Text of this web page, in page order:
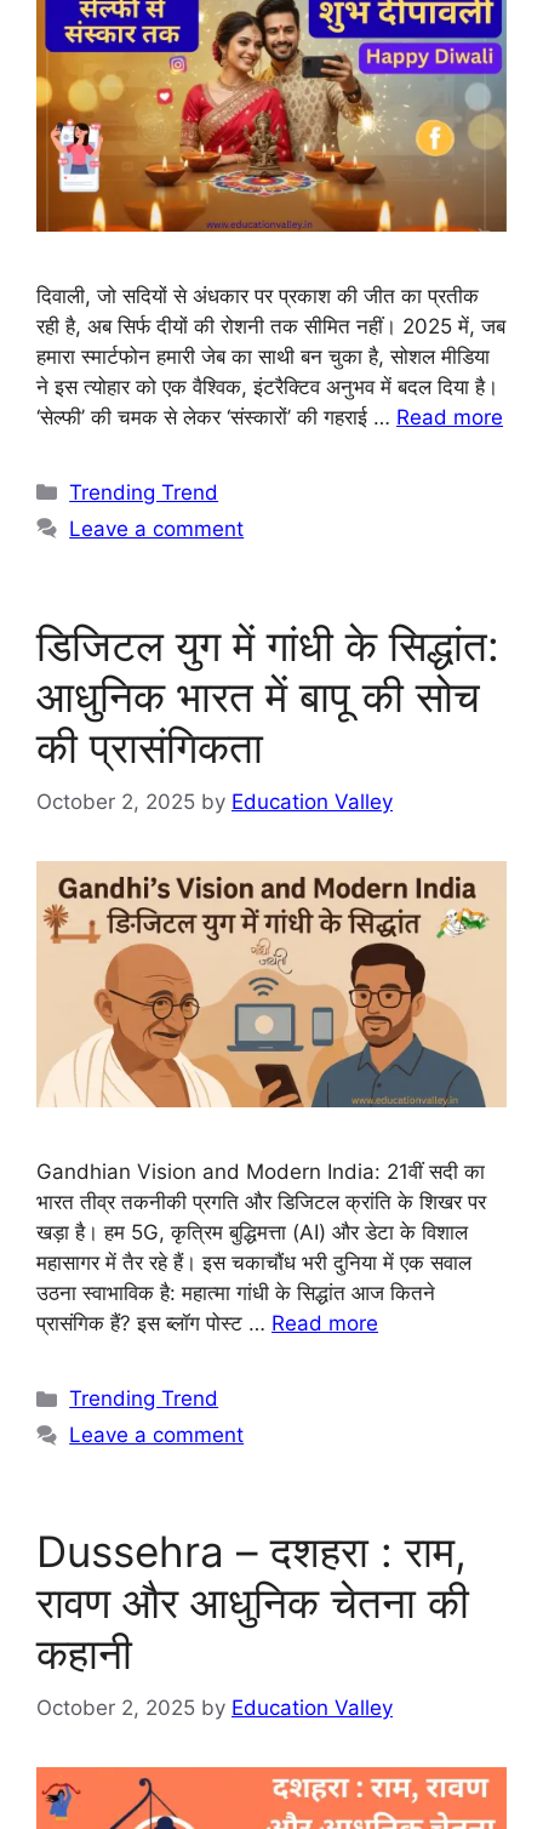
दिवाली, जो सदियों से अंधकार पर प्रकाश की जीत का प्रतीक
रही है, अब सिर्फ दीयों की रोशनी तक सीमित नहीं। 2025 में, जब
हमारा स्मार्टफोन हमारी जेब का साथी बन चुका है, सोशल मीडिया
ने इस त्योहार को एक वैश्विक, इंटरैक्टिव अनुभव में बदल दिया है।
‘सेल्फी’ की चमक से लेकर ‘संस्कारों’ की गहराई … Read more
Trending Trend
Leave a comment
डिजिटल युग में गांधी के सिद्धांत:
आधुनिक भारत में बापू की सोच
की प्रासंगिकता
October 2, 2025 by Education Valley
Gandhian Vision and Modern India: 21वीं सदी का
भारत तीव्र तकनीकी प्रगति और डिजिटल क्रांति के शिखर पर
खड़ा है। हम 5G, कृत्रिम बुद्धिमत्ता (AI) और डेटा के विशाल
महासागर में तैर रहे हैं। इस चकाचौंध भरी दुनिया में एक सवाल
उठना स्वाभाविक है: महात्मा गांधी के सिद्धांत आज कितने
प्रासंगिक हैं? इस ब्लॉग पोस्ट … Read more
Trending Trend
Leave a comment
Dussehra – दशहरा : राम,
रावण और आधुनिक चेतना की
कहानी
October 2, 2025 by Education Valley